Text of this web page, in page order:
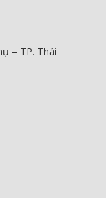
– TP. Thái